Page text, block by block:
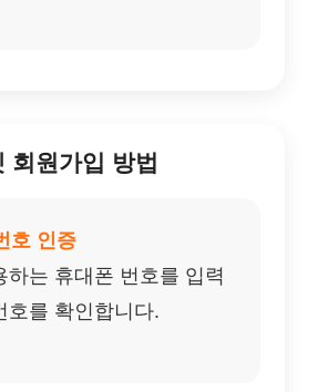
회원가입 방법
호 인증
하는 휴대폰 번호를 입력
호를 확인합니다.